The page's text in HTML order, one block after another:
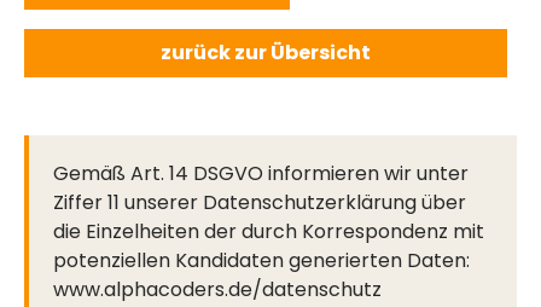
zurück zur Übersicht
Gemäß Art. 14 DSGVO informieren wir unter
Ziffer 11 unserer Datenschutzerklärung über
die Einzelheiten der durch Korrespondenz mit
potenziellen Kandidaten generierten Daten:
www.alphacoders.de/datenschutz